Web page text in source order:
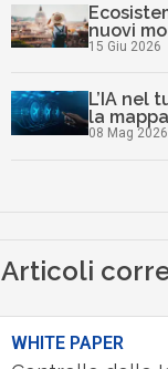
nuovi
15 Giu 2026
L’IA nel
la
08 Mag 2026
Articoli
WHITE PAPER